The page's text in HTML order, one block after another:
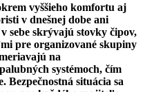
vyššieho komfortu aj
v dnešnej dobe ani
sebe skrývajú stovky čipov,
pre organizované skupiny
na
systémoch, čím
Bezpečnostná situácia sa